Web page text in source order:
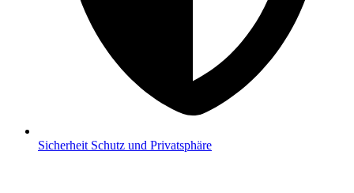
Sicherheit Schutz und Privatsphäre